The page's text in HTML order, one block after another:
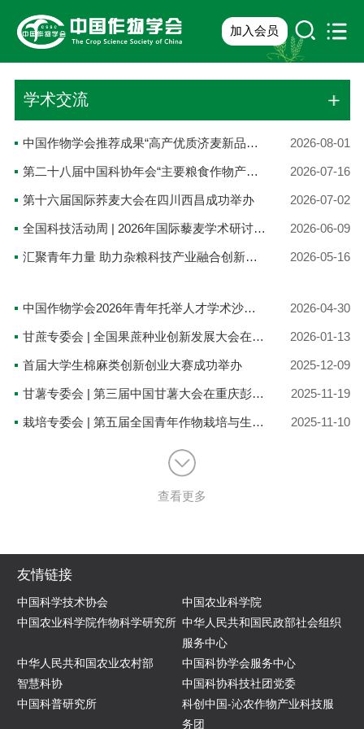
加入会员
学术交流
中国作物学会推荐成果“高产优质济麦新品种的选育与推广”亮相“新天工开物”科技成就发布会 2026-08-01
第二十八届中国科协年会“主要粮食作物产能品质提升与高质量发展路径”专题论坛在京举办 2026-07-16
第十六届国际荞麦大会在四川西昌成功举办 2026-07-02
全国科技活动周 | 2026年国际藜麦学术研讨会暨长三角藜麦健康产业联盟成立大会在上海成功举办 2026-06-09
汇聚青年力量 助力杂粮科技产业融合创新——“杂粮作物与营养健康”青年科学家论坛召开 2026-05-16
中国作物学会2026年青年托举人才学术沙龙在京成功举办 2026-04-30
甘蔗专委会 | 全国果蔗种业创新发展大会在福建漳州成功召开 2026-01-13
首届大学生棉麻类创新创业大赛成功举办 2025-12-09
甘薯专委会 | 第三届中国甘薯大会在重庆彭水成功召开 2025-11-19
栽培专委会 | 第五届全国青年作物栽培与生理学术研讨会江西省南昌市成功举办 2025-11-10
查看更多
友情链接
中国科学技术协会
中国农业科学院
中国农业科学院作物科学研究所 中华人民共和国民政部社会组织
服务中心
中华人民共和国农业农村部
中国科协学会服务中心
智慧科协
中国科协科技社团党委
中国科普研究所
科创中国-沁农作物产业科技服
务团